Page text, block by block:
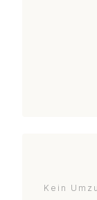
Kein